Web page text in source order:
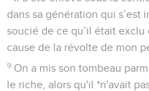
dans sa génération qui s’est
soucié de ce qu’il était
cause de la révolte de mon
9 On a mis son tombeau
le riche, alors qu'il *n'avait